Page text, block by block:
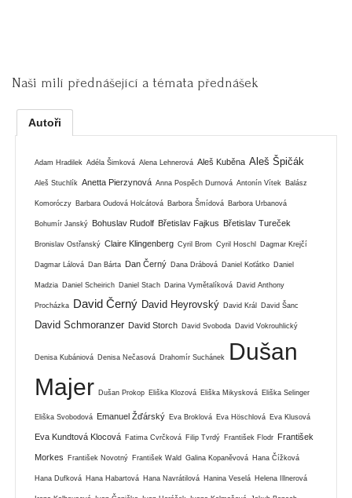
Naši milí přednášející a témata přednášek
Autoři
Adam Hradilek Adéla Šimková Alena Lehnerová Aleš Kuběna Aleš Špičák
Aleš Stuchlík Anetta Pierzynová Anna Pospěch Durnová Antonín Vítek Balász
Komoróczy Barbara Oudová Holcátová Barbora Šmídová Barbora Urbanová
Bohumír Janský Bohuslav Rudolf Břetislav Fajkus Břetislav Tureček
Bronislav Ostřanský Claire Klingenberg Cyril Brom Cyril Hoschl Dagmar Krejčí
Dagmar Lálová Dan Bárta Dan Černý Dana Drábová Daniel Koťátko Daniel
Madzia Daniel Scheirich Daniel Stach Darina Vymětalíková David Anthony
Procházka David Černý David Heyrovský David Král David Šanc
David Schmoranzer David Storch David Svoboda David Vokrouhlický
Denisa Kubániová Denisa Nečasová Drahomír Suchánek
Dušan
Majer Dušan Prokop Eliška Klozová Eliška Mikysková Eliška Selinger
Eliška Svobodová Emanuel Žďárský Eva Broklová Eva Höschlová Eva Klusová
Eva Kundtová Klocová Fatima Cvrčková Filip Tvrdý František Flodr František
Morkes František Novotný František Wald Galina Kopaněvová Hana Čížková
Hana Dufková Hana Habartová Hana Navrátilová Hanina Veselá Helena Illnerová